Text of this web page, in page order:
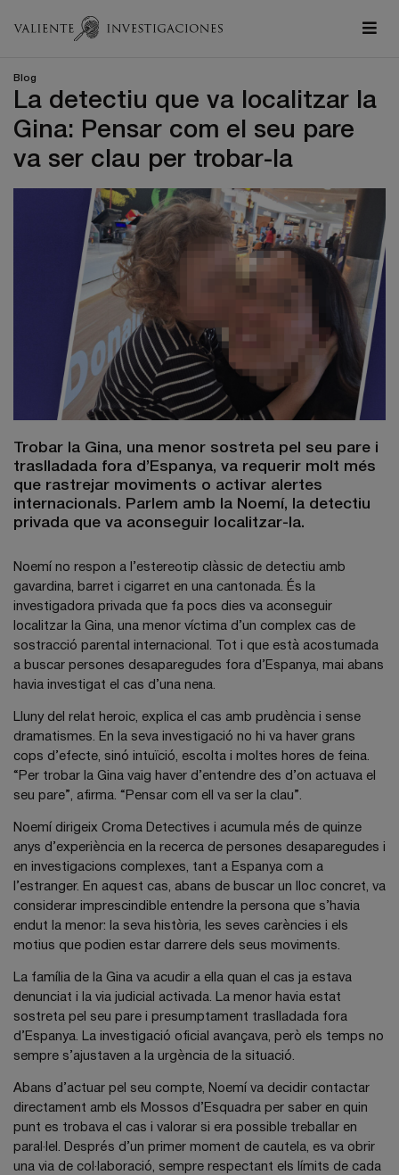
Blog
La detectiu que va localitzar la
Gina: Pensar com el seu pare
va ser clau per trobar-la
Trobar la Gina, una menor sostreta pel seu pare i
traslladada fora d’Espanya, va requerir molt més
que rastrejar moviments o activar alertes
internacionals. Parlem amb la Noemí, la detectiu
privada que va aconseguir localitzar-la.
Noemí no respon a l’estereotip clàssic de detectiu amb
gavardina, barret i cigarret en una cantonada. És la
investigadora privada que fa pocs dies va aconseguir
localitzar la Gina, una menor víctima d’un complex cas de
sostracció parental internacional. Tot i que està acostumada
a buscar persones desaparegudes fora d’Espanya, mai abans
havia investigat el cas d’una nena.
Lluny del relat heroic, explica el cas amb prudència i sense
dramatismes. En la seva investigació no hi va haver grans
cops d’efecte, sinó intuïció, escolta i moltes hores de feina.
“Per trobar la Gina vaig haver d’entendre des d’on actuava el
seu pare”, afirma. “Pensar com ell va ser la clau”.
Noemí dirigeix Croma Detectives i acumula més de quinze
anys d’experiència en la recerca de persones desaparegudes i
en investigacions complexes, tant a Espanya com a
l’estranger. En aquest cas, abans de buscar un lloc concret, va
considerar imprescindible entendre la persona que s’havia
endut la menor: la seva història, les seves carències i els
motius que podien estar darrere dels seus moviments.
La família de la Gina va acudir a ella quan el cas ja estava
denunciat i la via judicial activada. La menor havia estat
sostreta pel seu pare i presumptament traslladada fora
d’Espanya. La investigació oficial avançava, però els temps no
sempre s’ajustaven a la urgència de la situació.
Abans d’actuar pel seu compte, Noemí va decidir contactar
directament amb els Mossos d’Esquadra per saber en quin
punt es trobava el cas i valorar si era possible treballar en
paral·lel. Després d’un primer moment de cautela, es va obrir
una via de col·laboració, sempre respectant els límits de cada